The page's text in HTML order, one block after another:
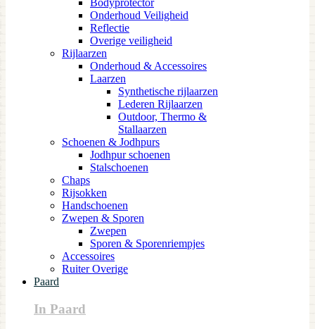
Bodyprotector
Onderhoud Veiligheid
Reflectie
Overige veiligheid
Rijlaarzen
Onderhoud & Accessoires
Laarzen
Synthetische rijlaarzen
Lederen Rijlaarzen
Outdoor, Thermo &
Stallaarzen
Schoenen & Jodhpurs
Jodhpur schoenen
Stalschoenen
Chaps
Rijsokken
Handschoenen
Zwepen & Sporen
Zwepen
Sporen & Sporenriempjes
Accessoires
Ruiter Overige
Paard
In Paard